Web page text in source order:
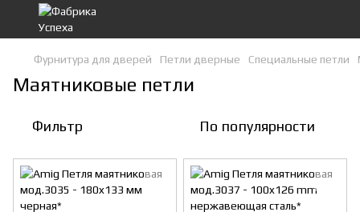
Фурнитура для дверей Петли дверные Специальные петли
Маятниковые петли
Фильтр По популярности